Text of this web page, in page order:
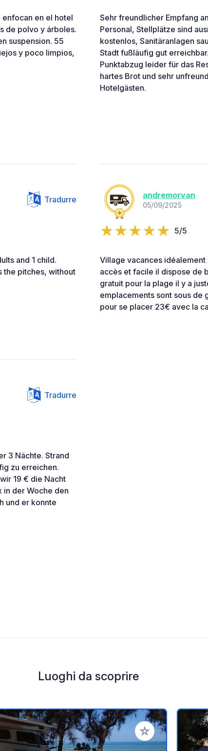
en el hotel
de polvo y árboles.
suspension. 55
y poco limpios,
Sehr freundlicher Empfang
Personal, Stellplätze sind
kostenlos, Sanitäranlagen
Stadt fußläufig gut
Punktabzug leider für das
hartes Brot und sehr
Hotelgästen.
Tradurre
and 1 child.
the pitches, without
andremorvan
05/09/2025
5/5
Village vacances
accès et facile il dispose de
gratuit pour la plage il y a
emplacements sont sous
pour se placer 23€ avec la
Tradurre
3 Nächte. Strand
zu erreichen.
19 € die Nacht
in der Woche den
und er konnte
Luoghi da scoprire
preferiti Aggiungi ai tuoi